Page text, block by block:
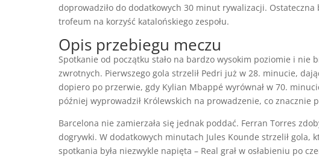
doprowadziło do dodatkowych 30 minut rywalizacji.
trofeum na korzyść katalońskiego zespołu.
Opis przebiegu meczu
Spotkanie od początku stało na bardzo wysokim poziomie i nie
zwrotnych. Pierwszego gola strzelił Pedri już w 28. minucie,
dopiero po przerwie, gdy Kylian Mbappé wyrównał w 70.
później wyprowadził Królewskich na prowadzenie, co znacznie
Barcelona nie zamierzała się jednak poddać. Ferran Torres
dogrywki. W dodatkowych minutach Jules Kounde strzelił gola,
spotkania była niezwykle napięta – Real grał w osłabieniu po